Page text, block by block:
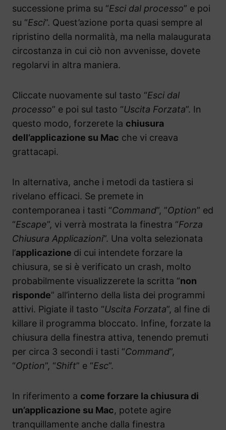
successione prima su “Esci dal processo” e poi
su “Esci”. Quest’azione porta quasi sempre al
ripristino della normalità, ma nella malaugurata
circostanza in cui ciò non avvenisse, dovete
regolarvi in altra maniera.
Cliccate nuovamente sul tasto “Esci dal
processo” e poi sul tasto “Uscita Forzata”. In
questo modo, forzerete la chiusura
dell’applicazione su Mac che vi creava
grattacapi.
In alternativa, anche i metodi da tastiera si
rivelano efficaci. Se premete in
contemporanea i tasti “Command”, ”Option” ed
“Escape”, vi verrà mostrata la finestra “Forza
Chiusura Applicazioni”. Una volta selezionata
l’applicazione di cui intendete forzare la
chiusura, se si è verificato un crash, molto
probabilmente visualizzerete la scritta “non
risponde” all’interno della lista dei programmi
attivi. Pigiate il tasto “Uscita Forzata”, al fine di
killare il programma bloccato. Infine, forzate la
chiusura della finestra attiva, tenendo premuti
per circa 3 secondi i tasti “Command”,
“Option”, “Shift” e “Esc”.
In riferimento a come forzare la chiusura di
un’applicazione su Mac, potete agire
tranquillamente anche dalla finestra